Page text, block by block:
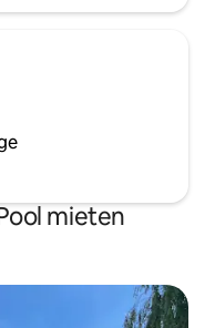
mieten